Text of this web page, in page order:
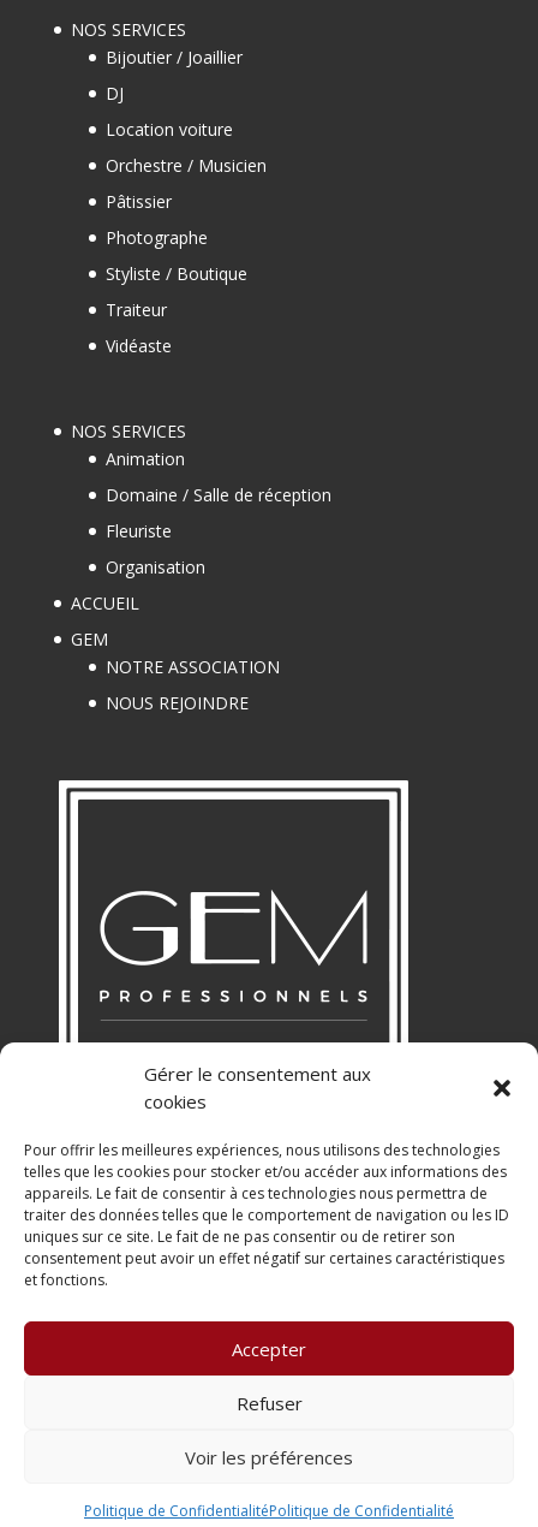
Gérer le consentement aux
cookies
Pour offrir les meilleures expériences, nous utilisons des technologies
telles que les cookies pour stocker et/ou accéder aux informations des
appareils. Le fait de consentir à ces technologies nous permettra de
traiter des données telles que le comportement de navigation ou les ID
uniques sur ce site. Le fait de ne pas consentir ou de retirer son
consentement peut avoir un effet négatif sur certaines caractéristiques
et fonctions.
Accepter
Refuser
Voir les préférences
Politique de ConfidentialitéPolitique de Confidentialité
NOS SERVICES
Bijoutier / Joaillier
DJ
Location voiture
Orchestre / Musicien
Pâtissier
Photographe
Styliste / Boutique
Traiteur
Vidéaste
NOS SERVICES
Animation
Domaine / Salle de réception
Fleuriste
Organisation
ACCUEIL
GEM
NOTRE ASSOCIATION
NOUS REJOINDRE
RGPD
Politique de Confidentialité
Mentions légales
© 2019 TIRIA - Tous droits réservés